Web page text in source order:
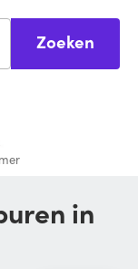
Zoeken